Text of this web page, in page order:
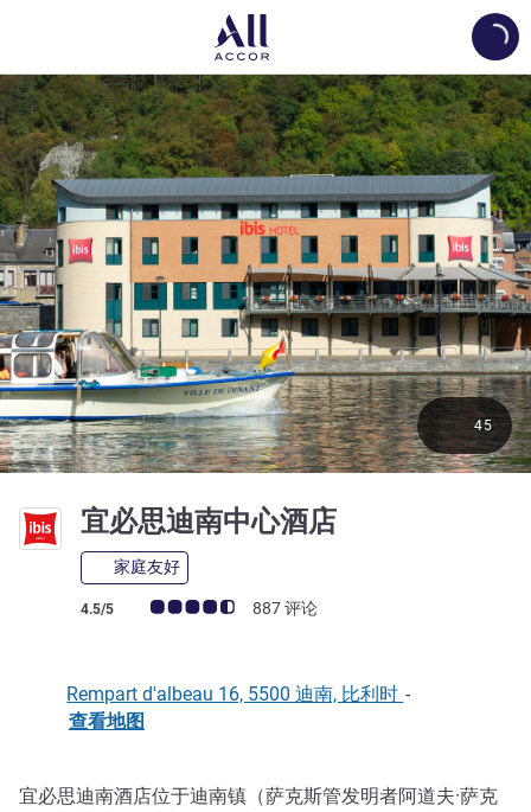
宜必思迪南中心酒店
家庭友好
客户意见评级 (ALL 评级)
4.5/5 887 评论
45
Rempart d'albeau 16, 5500 迪南, 比利时 -
查看地图
宜必思迪南酒店位于迪南镇（萨克斯管发明者阿道夫·萨克